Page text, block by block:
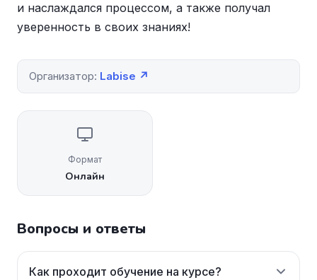
и наслаждался процессом, а также получал
уверенность в своих знаниях!
Организатор: Labise ↗
Формат
Онлайн
Вопросы и ответы
Как проходит обучение на курсе?